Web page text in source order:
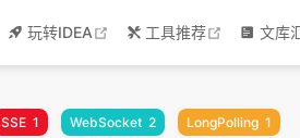
玩转IDEA open in new window
工具推荐 open in
文库
SSE 1 WebSocket 2 LongPolling 1